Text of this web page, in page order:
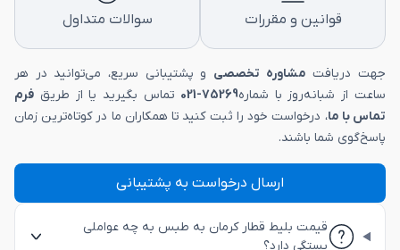
قوانین و مقررات سوالات متداول
جهت دریافت مشاوره تخصصی و پشتیبانی سریع، می‌توانید در هر
ساعت از شبانه‌روز با شماره75269-021 تماس بگیرید یا از طریق فرم
تماس با ما، درخواست خود را ثبت کنید تا همکاران ما در کوتاه‌ترین زمان
پاسخ‌گوی شما باشند.
ارسال درخواست به پشتیبانی
قیمت بلیط قطار کرمان به طبس به چه عواملی
بستگی دارد؟